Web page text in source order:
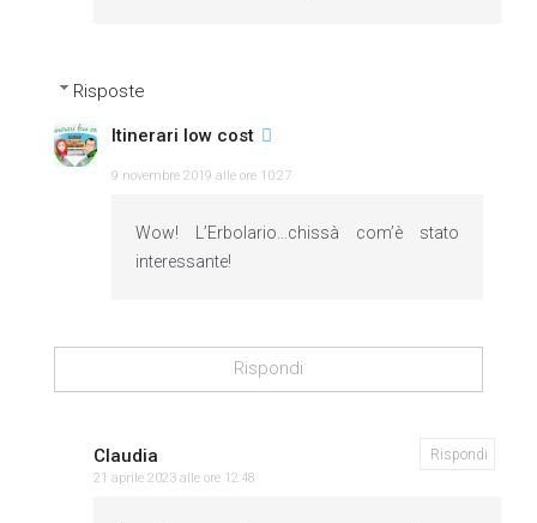
Risposte
Itinerari low cost
9 novembre 2019 alle ore 10:27
Wow! L’Erbolario...chissà com’è stato
interessante!
Rispondi
Claudia
21 aprile 2023 alle ore 12:48
Rispondi